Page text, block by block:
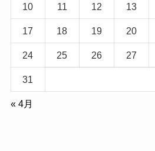
10 11 12 13
17 18 19 20
24 25 26 27
31
« 4月